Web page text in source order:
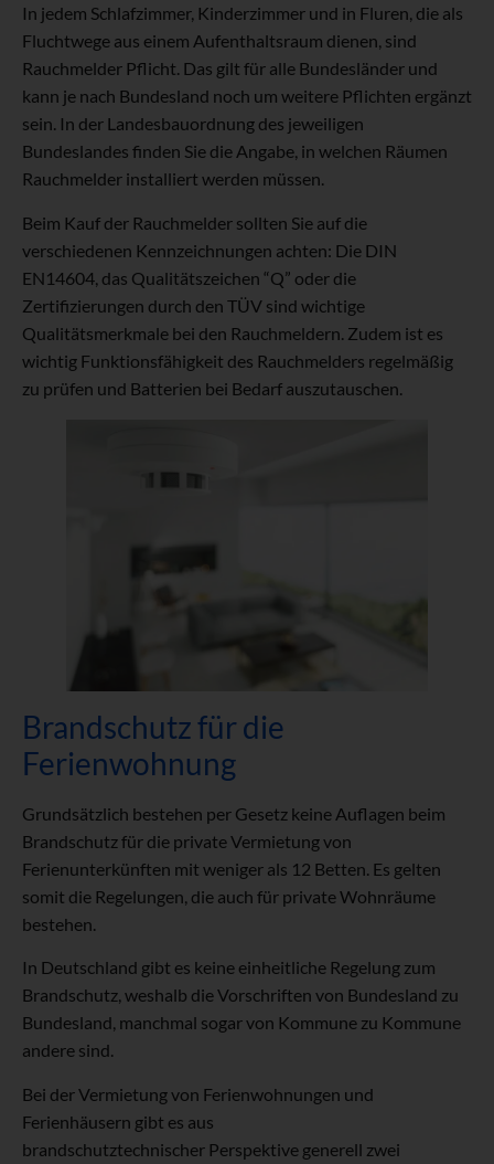
In jedem Schlafzimmer, Kinderzimmer und in Fluren, die als
Fluchtwege aus einem Aufenthaltsraum dienen, sind
Rauchmelder Pflicht. Das gilt für alle Bundesländer und
kann je nach Bundesland noch um weitere Pflichten ergänzt
sein. In der Landesbauordnung des jeweiligen
Bundeslandes finden Sie die Angabe, in welchen Räumen
Rauchmelder installiert werden müssen.
Beim Kauf der Rauchmelder sollten Sie auf die
verschiedenen Kennzeichnungen achten: Die DIN
EN14604, das Qualitätszeichen “Q” oder die
Zertifizierungen durch den TÜV sind wichtige
Qualitätsmerkmale bei den Rauchmeldern. Zudem ist es
wichtig Funktionsfähigkeit des Rauchmelders regelmäßig
zu prüfen und Batterien bei Bedarf auszutauschen.
Brandschutz für die
Ferienwohnung
Grundsätzlich bestehen per Gesetz keine Auflagen beim
Brandschutz für die private Vermietung von
Ferienunterkünften mit weniger als 12 Betten. Es gelten
somit die Regelungen, die auch für private Wohnräume
bestehen.
In Deutschland gibt es keine einheitliche Regelung zum
Brandschutz, weshalb die Vorschriften von Bundesland zu
Bundesland, manchmal sogar von Kommune zu Kommune
andere sind.
Bei der Vermietung von Ferienwohnungen und
Ferienhäusern gibt es aus
brandschutztechnischer Perspektive generell zwei